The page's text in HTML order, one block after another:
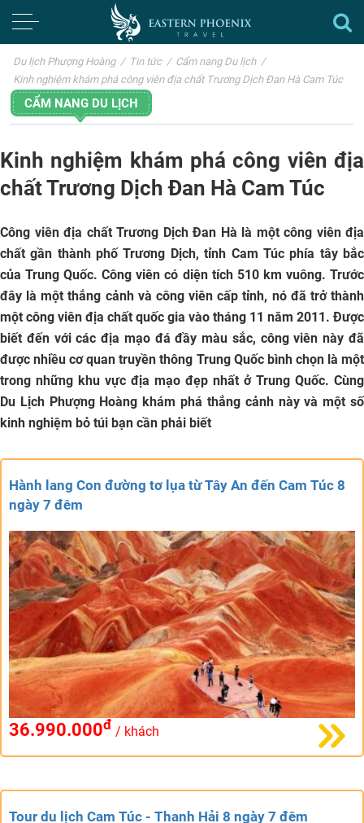
Du lịch Phượng Hoàng / Tin tức / Cẩm nang Du lịch /
Kinh nghiệm khám phá công viên địa chất Trương Dịch Đan Hà Cam Túc
CẨM NANG DU LỊCH
Kinh nghiệm khám phá công viên địa
chất Trương Dịch Đan Hà Cam Túc
Công viên địa chất Trương Dịch Đan Hà là một công viên địa
chất gần thành phố Trương Dịch, tỉnh Cam Túc phía tây bắc
của Trung Quốc. Công viên có diện tích 510 km vuông. Trước
đây là một thắng cảnh và công viên cấp tỉnh, nó đã trở thành
một công viên địa chất quốc gia vào tháng 11 năm 2011. Được
biết đến với các địa mạo đá đầy màu sắc, công viên này đã
được nhiều cơ quan truyền thông Trung Quốc bình chọn là một
trong những khu vực địa mạo đẹp nhất ở Trung Quốc. Cùng
Du Lịch Phượng Hoàng khám phá thắng cảnh này và một số
kinh nghiệm bỏ túi bạn cần phải biết
Hành lang Con đường tơ lụa từ Tây An đến Cam Túc 8
ngày 7 đêm
36.990.000đ / khách
Tour du lịch Cam Túc - Thanh Hải 8 ngày 7 đêm